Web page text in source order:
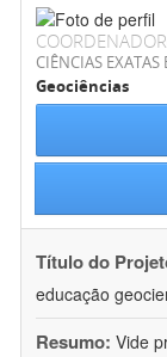
CIÊNCIAS EXATAS
Geociências
Título do
educação
Resumo: Vide